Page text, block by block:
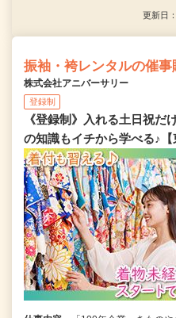
更新日
振袖・袴レンタルの催事
株式会社アニバーサリー
登録制
《登録制》入れる土日祝
の知識もイチから学べる♪【